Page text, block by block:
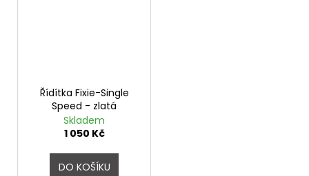
Řídítka Fixie-Single
Speed - zlatá
Skladem
1 050 Kč
DO KOŠÍKU